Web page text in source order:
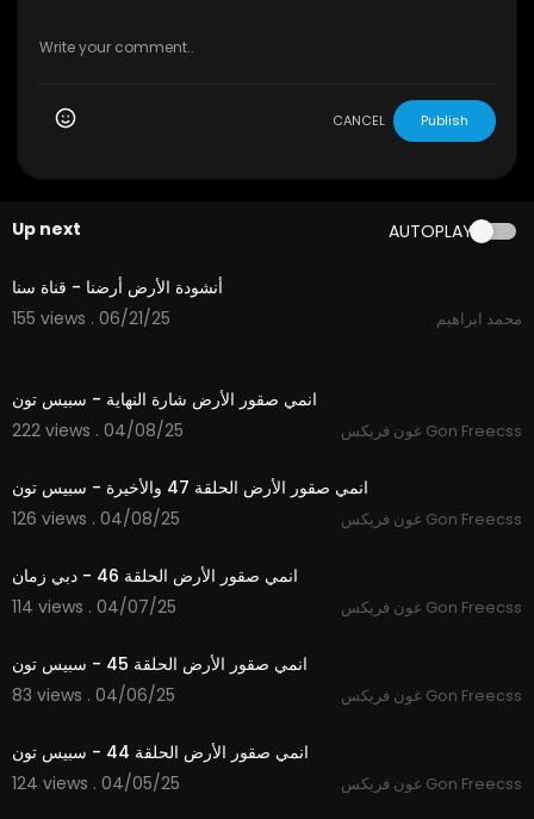
CANCEL Publish
Up next AUTOPLAY
3:46
أنشودة الأرض أرضنا - قناة سنا
155 views . 06/21/25
محمد ابراهيم
انمي صقور الأرض شارة النهاية - سبيس تون
222 views . 04/08/25
غون فريكس Gon Freecss
انمي صقور الأرض الحلقة 47 والأخيرة - سبيس تون
126 views . 04/08/25
غون فريكس Gon Freecss
انمي صقور الأرض الحلقة 46 - دبي زمان
114 views . 04/07/25
غون فريكس Gon Freecss
انمي صقور الأرض الحلقة 45 - سبيس تون
83 views . 04/06/25
غون فريكس Gon Freecss
انمي صقور الأرض الحلقة 44 - سبيس تون
124 views . 04/05/25
غون فريكس Gon Freecss